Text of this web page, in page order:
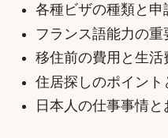
各種ビザの種類と申
フランス語能力の
移住前の費用と生活
住居探しのポイン
日本人の仕事事情